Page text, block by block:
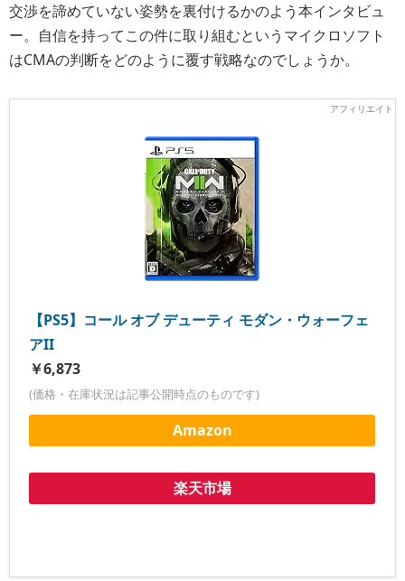
交渉を諦めていない姿勢を裏付けるかのよう本インタビュ
ー。自信を持ってこの件に取り組むというマイクロソフト
はCMAの判断をどのように覆す戦略なのでしょうか。
【PS5】コール オブ デューティ モダン・ウォーフェ
アII
￥6,873
(価格・在庫状況は記事公開時点のものです)
Amazon
楽天市場